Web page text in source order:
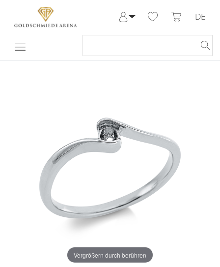
Meine Bestellungen
DE
Vergrößern durch berühren